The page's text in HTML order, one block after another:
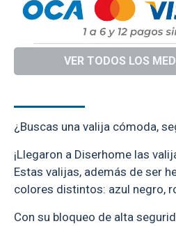
VER TODOS LOS
¿Buscas una valija cómoda,
¡Llegaron a Diserhome las
Estas valijas, además de ser
colores distintos: azul negro,
Con su bloqueo de alta